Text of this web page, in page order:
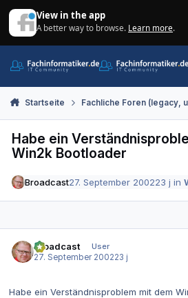
View in the app
A better way to browse. Learn more.
Startseite Fachliche Foren (legacy,
Habe ein
Win2k Bootloader
Broadcast27. September 200223 j in
Broadcast
User
27. September 200223 j
Habe ein Verständnisproblem mit dem